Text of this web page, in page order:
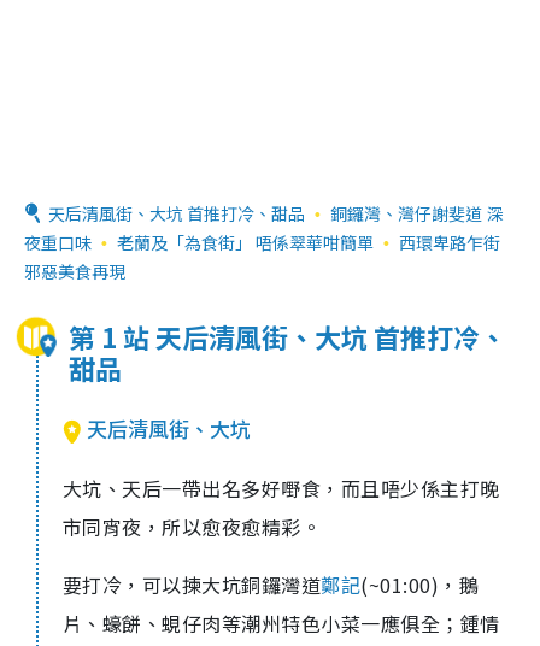
天后清風街、大坑 首推打冷、甜品
銅鑼灣、灣仔謝斐道 深
夜重口味
老蘭及「為食街」 唔係翠華咁簡單
西環卑路乍街
邪惡美食再現
第 1 站 天后清風街、大坑 首推打冷、
甜品
天后清風街、大坑
大坑、天后一帶出名多好嘢食，而且唔少係主打晚
市同宵夜，所以愈夜愈精彩。
要打冷，可以揀大坑銅鑼灣道鄭記(~01:00)，鵝
片、蠔餅、蜆仔肉等潮州特色小菜一應俱全；鍾情